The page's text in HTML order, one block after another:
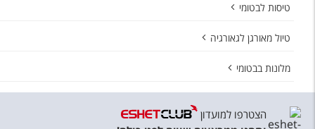
טיסות לבטומי
טיול מאורגן לגאורגיה
מלונות בבטומי
הצטרפו למועדון